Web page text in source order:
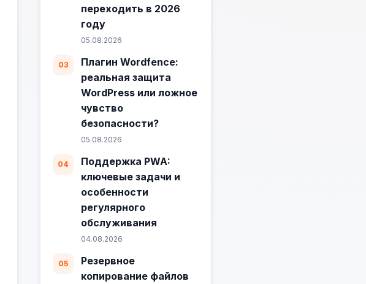
переходить в 2026
году
05.08.2026
Плагин Wordfence:
реальная защита
WordPress или ложное
чувство
безопасности?
05.08.2026
Поддержка PWA:
ключевые задачи и
особенности
регулярного
обслуживания
04.08.2026
Резервное
копирование файлов